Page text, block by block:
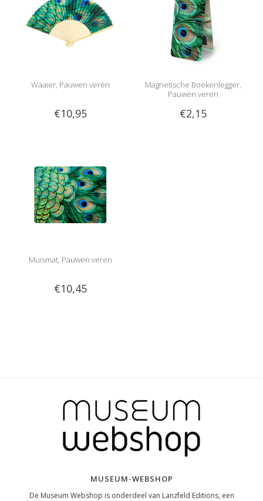
Waaier, Pauwen veren
€10,95
Magnetische Boekenlegger,
Pauwen veren
€2,15
Muismat, Pauwen veren
€10,45
MUSEUM-WEBSHOP
De Museum Webshop is onderdeel van Lanzfeld Editions, een